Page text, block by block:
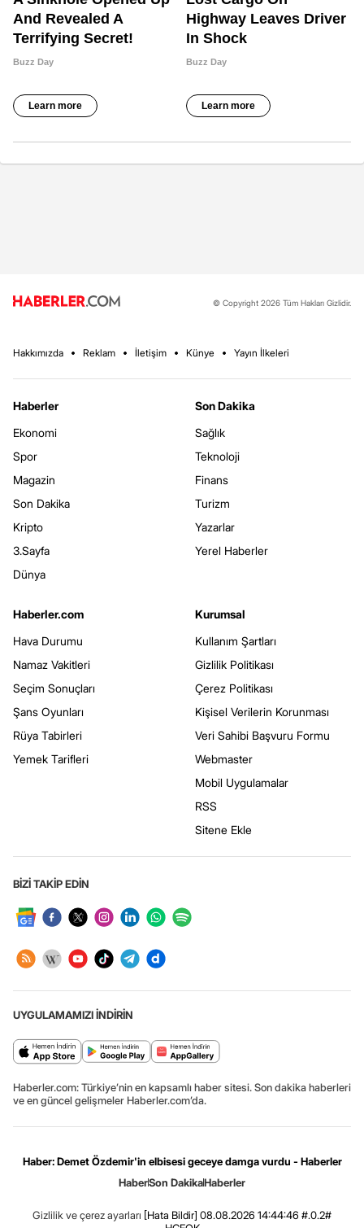
© Copyright 2026 Tüm Hakları Gizlidir.
Hakkımızda Reklam İletişim Künye Yayın İlkeleri
Haberler
Ekonomi
Spor
Magazin
Son Dakika
Kripto
3.Sayfa
Dünya
Son Dakika
Sağlık
Teknoloji
Finans
Turizm
Yazarlar
Yerel Haberler
Haberler.com
Hava Durumu
Namaz Vakitleri
Seçim Sonuçları
Şans Oyunları
Rüya Tabirleri
Yemek Tarifleri
Kurumsal
Kullanım Şartları
Gizlilik Politikası
Çerez Politikası
Kişisel Verilerin Korunması
Veri Sahibi Başvuru Formu
Webmaster
Mobil Uygulamalar
RSS
Sitene Ekle
BİZİ TAKİP EDİN
UYGULAMAMIZI İNDİRİN
Haberler.com: Türkiye’nin en kapsamlı haber sitesi. Son dakika haberleri
ve en güncel gelişmeler Haberler.com’da.
Haber: Demet Özdemir'in elbisesi geceye damga vurdu - Haberler
HaberSon DakikaHaberler
Gizlilik ve çerez ayarları [Hata Bildir] 08.08.2026 14:44:46 #.0.2#